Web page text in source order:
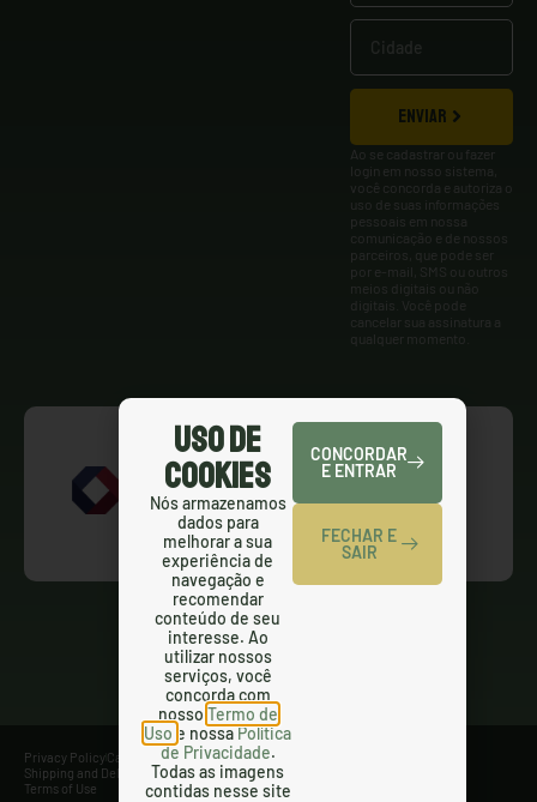
ENVIAR
Ao se cadastrar ou fazer
login em nosso sistema,
você concorda e autoriza o
uso de suas informações
pessoais em nossa
comunicação e de nossos
parceiros, que pode ser
por e-mail, SMS ou outros
meios digitais ou não
digitais. Você pode
cancelar sua assinatura a
qualquer momento.
Privacy PolicyCancellation PolicyRefund Policy
Shipping and Delivery PolicySMS Terms and Conditions
Terms of Use
Uso de
Cookies
Nós armazenamos
dados para
melhorar a sua
experiência de
navegação e
recomendar
conteúdo de seu
interesse. Ao
utilizar nossos
serviços, você
concorda com
nosso Termo de
Uso e nossaPolítica
de Privacidade.
Todas as imagens
contidas nesse site
CONCORDAR
E ENTRAR
FECHAR E
SAIR